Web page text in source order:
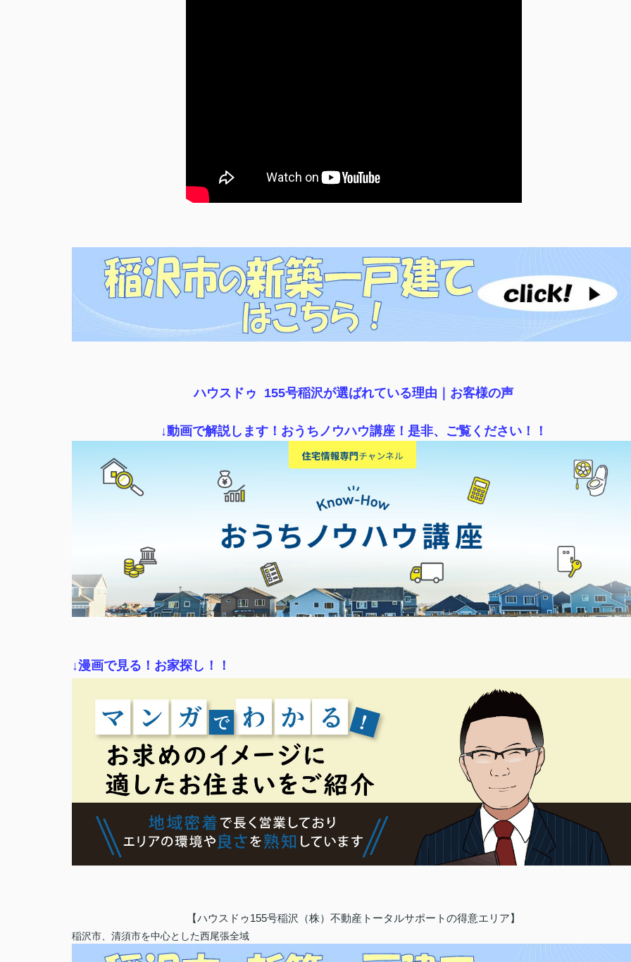
ハウスドゥ 155号稲沢が選ばれている理由｜ お客様の声
↓動画で解説します！おうちノウハウ講座！是非、ご覧ください！！
↓漫画で見る！お家探し！！
【ハウスドゥ155号稲沢（株）不動産トータルサポートの得意エリア】
稲沢市、清須市を中心とした西尾張全域